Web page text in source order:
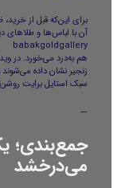
برای این‌که قبل از
آن با لباس‌ها و طلاهای
babakgoldgallery
هم به‌درد می‌خورد. در
زنجیر نشان داده
سبک استایل برایت
—
جمع‌بندی؛
می‌درخشد